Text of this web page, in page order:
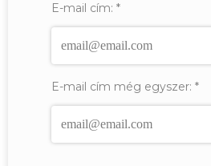
E-mail cím: *
E-mail cím még egyszer: *